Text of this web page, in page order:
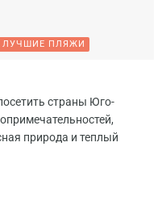
ПЛЯЖИ
страны Юго-
природа и теплый